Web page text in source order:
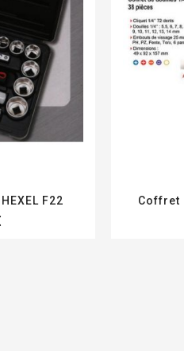
F22 Coffret